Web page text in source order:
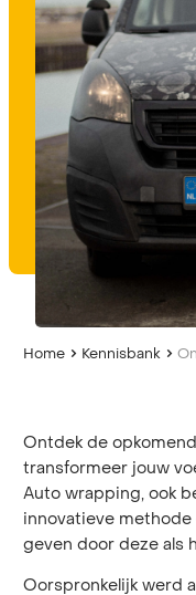
Home Kennisbank
Ontdek de
transformeer jouw
Auto wrapping, ook
innovatieve
geven door deze als
Oorspronkelijk werd